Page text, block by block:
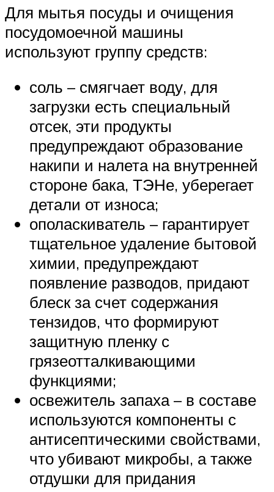
Для мытья посуды и очищения
посудомоечной машины
используют группу средств:
соль – смягчает воду, для
загрузки есть специальный
отсек, эти продукты
предупреждают образование
накипи и налета на внутренней
стороне бака, ТЭНе, уберегает
детали от износа;
ополаскиватель – гарантирует
тщательное удаление бытовой
химии, предупреждают
появление разводов, придают
блеск за счет содержания
тензидов, что формируют
защитную пленку с
грязеотталкивающими
функциями;
освежитель запаха – в составе
используются компоненты с
антисептическими свойствами,
что убивают микробы, а также
отдушки для придания